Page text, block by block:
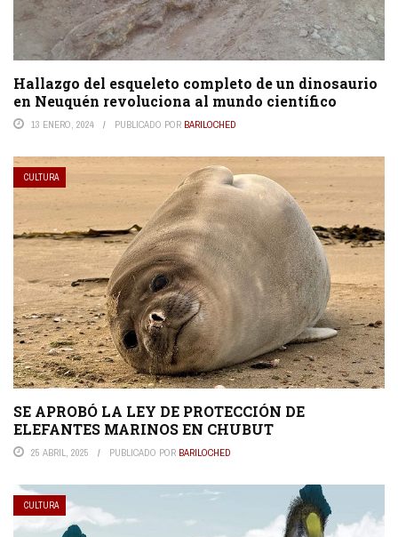
Hallazgo del esqueleto completo de un dinosaurio
en Neuquén revoluciona al mundo científico
13 ENERO, 2024 PUBLICADO POR BARILOCHED
CULTURA
SE APROBÓ LA LEY DE PROTECCIÓN DE
ELEFANTES MARINOS EN CHUBUT
25 ABRIL, 2025 PUBLICADO POR BARILOCHED
CULTURA